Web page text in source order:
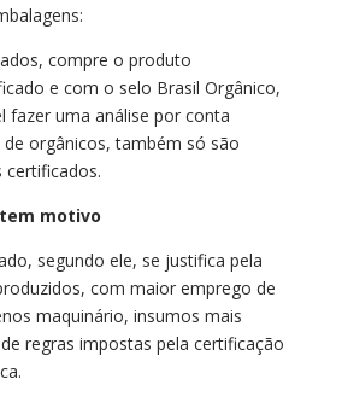
compre o produto
e com o selo Brasil Orgânico,
fazer uma análise por conta
orgânicos, também só são
certificados.
motivo
segundo ele, se justifica pela
com maior emprego de
maquinário, insumos mais
regras impostas pela certificação